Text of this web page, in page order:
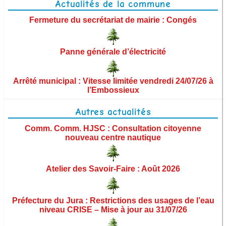
Démarches administratives
Urbanisme et aménagement
Vie municipale
Les élus
Ordres du jour des conseils municipaux
Procès-verbaux des conseils municipaux
Arrêtés
Finances et budget
Actualités de la commune
Fermeture du secrétariat de mairie : Congés
Panne générale d’électricité
Arrêté municipal : Vitesse limitée vendredi 24/07/26 à
l’Embossieux
Autres actualités
Comm. Comm. HJSC : Consultation citoyenne
nouveau centre nautique
Atelier des Savoir-Faire : Août 2026
Préfecture du Jura : Restrictions des usages de l’eau
niveau CRISE – Mise à jour au 31/07/26